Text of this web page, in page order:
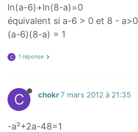
ln(a-6)+ln(8-a)=0
équivalent si a-6 > 0 et 8 - a>0
(a-6)(8-a) = 1
C 1 réponse
C chokr7 mars 2012 à 21:35
-a²+2a-48=1